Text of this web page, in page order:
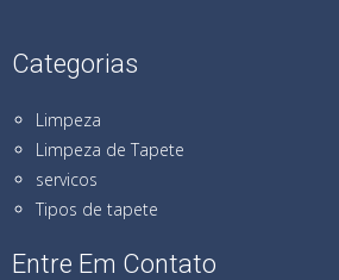
Categorias
Limpeza
Limpeza de Tapete
servicos
Tipos de tapete
Entre Em Contato